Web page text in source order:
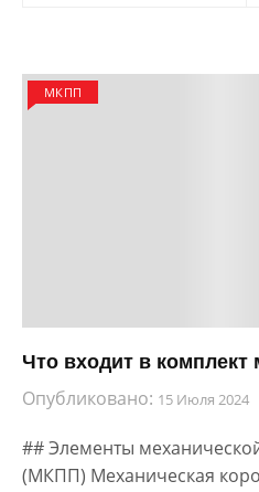
МКПП
Что входит в комплект
Опубликовано: 15 Июля 2024
## Элементы
(МКПП) Механическая